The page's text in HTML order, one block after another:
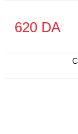
620DA